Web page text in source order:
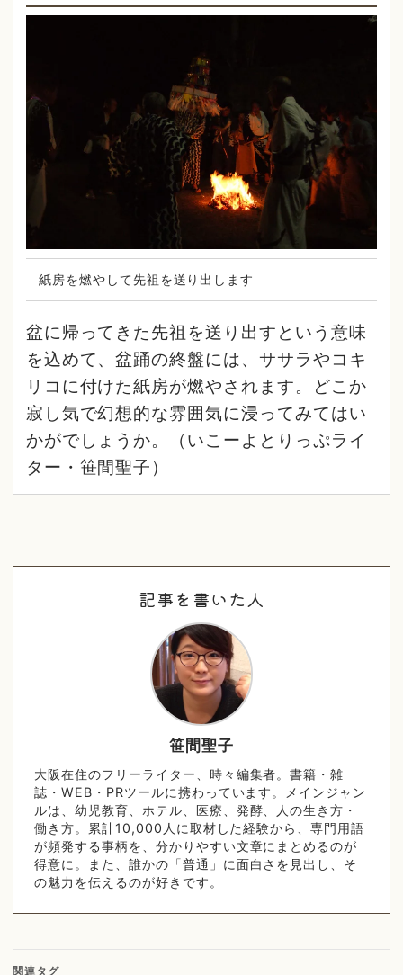
紙房を燃やして先祖を送り出します
盆に帰ってきた先祖を送り出すという意味
を込めて、盆踊の終盤には、ササラやコキ
リコに付けた紙房が燃やされます。どこか
寂し気で幻想的な雰囲気に浸ってみてはい
かがでしょうか。（いこーよとりっぷライ
ター・笹間聖子）
記事を書いた人
笹間聖子
大阪在住のフリーライター、時々編集者。書籍・雑
誌・WEB・PRツールに携わっています。メインジャン
ルは、幼児教育、ホテル、医療、発酵、人の生き方・
働き方。累計10,000人に取材した経験から、専門用語
が頻発する事柄を、分かりやすい文章にまとめるのが
得意に。また、誰かの「普通」に面白さを見出し、そ
の魅力を伝えるのが好きです。
関連タグ